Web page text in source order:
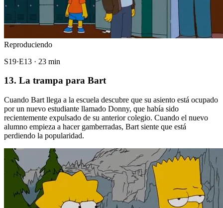
Reproduciendo
S19·E13 · 23 min
13. La trampa para Bart
Cuando Bart llega a la escuela descubre que su asiento está ocupado
por un nuevo estudiante llamado Donny, que había sido
recientemente expulsado de su anterior colegio. Cuando el nuevo
alumno empieza a hacer gamberradas, Bart siente que está
perdiendo la popularidad.